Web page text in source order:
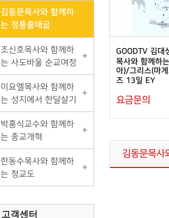
김동문목사와 함께하
는 정통출애굽
조신호목사와 함께하
는 사도바울 순교여정
이요엘목사와 함께하
는 성지에서 한달살기
박흥식교수와 함께하
는 종교개혁
한동수목사와 함께하
는 청교도
고객센터
GOODTV 김
목사와 함께하
아)/그리스(마
즈 13일 EY
요금문의
김동문목사